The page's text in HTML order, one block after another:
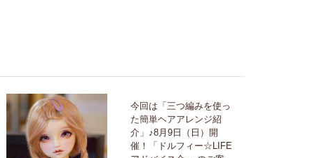
今回は「三つ編みを使っ
た簡単ヘアアレンジ紹
介」♪8月9日（日）開
催！「ドルフィー☆LIFE